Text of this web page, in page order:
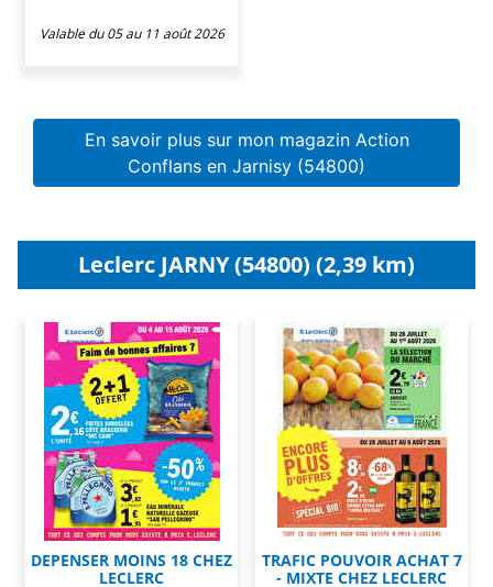
Valable du 05 au 11 août 2026
En savoir plus sur mon magazin Action
Conflans en Jarnisy (54800)
Leclerc JARNY (54800) (2,39 km)
DEPENSER MOINS 18 CHEZ
LECLERC
TRAFIC POUVOIR ACHAT 7
- MIXTE CHEZ LECLERC